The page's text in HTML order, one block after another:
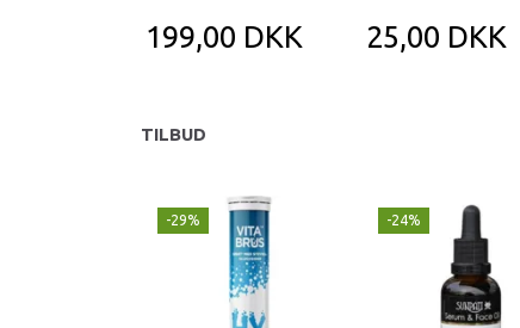
199,00 DKK 25,00 DKK
TILBUD
-29% -24%